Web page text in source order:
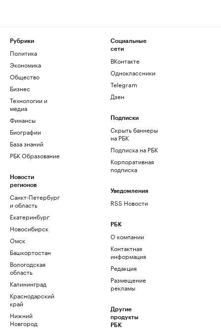
Рубрики
Политика
Экономика
Общество
Бизнес
Технологии и
медиа
Финансы
Биографии
База знаний
РБК Образование
Новости
регионов
Санкт-Петербург
и область
Екатеринбург
Новосибирск
Омск
Башкортостан
Вологодская
область
Калининград
Краснодарский
край
Нижний
Новгород
Социальные
сети
ВКонтакте
Одноклассники
Telegram
Дзен
Подписки
Скрыть баннеры
на РБК
Подписка на РБК
Корпоративная
подписка
Уведомления
RSS Новости
РБК
О компании
Контактная
информация
Редакция
Размещение
рекламы
Другие
продукты
РБК